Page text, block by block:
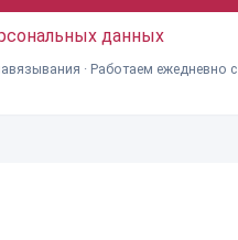
данных
· Работаем ежедневно